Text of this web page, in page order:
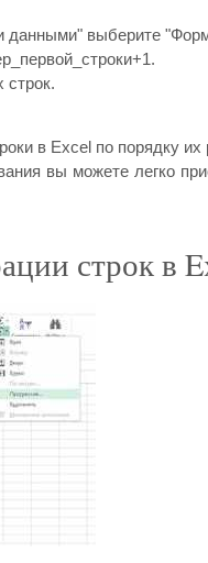
данными" выберите
в Excel по порядку
вы можете легко
строк в